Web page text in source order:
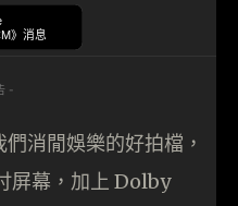
》消息
-
消閒娛樂的好拍檔，
屏幕，加上 Dolby